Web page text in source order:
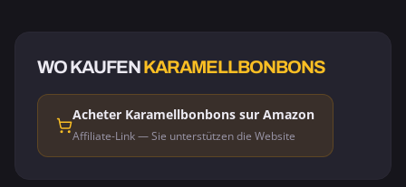
WO KAUFENKARAMELLBONBONS
Acheter Karamellbonbons sur Amazon
Affiliate-Link — Sie unterstützen die Website